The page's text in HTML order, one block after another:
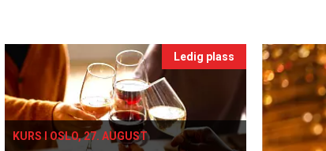
Ledig plass
KURS I OSLO, 27. AUGUST